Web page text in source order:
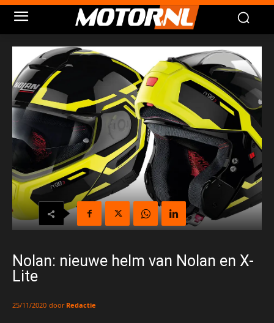
Nolan: nieuwe helm van Nolan en X-
Lite
25/11/2020 door Redactie